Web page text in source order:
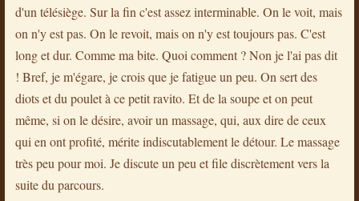
d'un télésiège. Sur la fin c'est assez interminable. On le voit, mais
on n'y est pas. On le revoit, mais on n'y est toujours pas. C'est
long et dur. Comme ma bite. Quoi comment ? Non je l'ai pas dit
! Bref, je m'égare, je crois que je fatigue un peu. On sert des
diots et du poulet à ce petit ravito. Et de la soupe et on peut
même, si on le désire, avoir un massage, qui, aux dire de ceux
qui en ont profité, mérite indiscutablement le détour. Le massage
très peu pour moi. Je discute un peu et file discrètement vers la
suite du parcours.